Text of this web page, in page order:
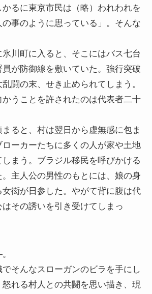
るに東京市民は（略）われわれを
の事のように思っている」。そんな
川町に入ると、そこにはバス七台
が防御線を敷いていた。強行突破
闘の末、せき止められてしまう。
うことを許されたのは代表者二十
ると、村は翌日から虚無感に包ま
ーカーたちに多くの人が家や土地
まう。ブラジル移民を呼びかける
主人公の男性のもとには、娘の身
衒が日参した。やがて背に腹は代
はその誘いを引き受けてしまっ
そんなスローガンのビラを手にし
れる村人との共闘を思い描き、現